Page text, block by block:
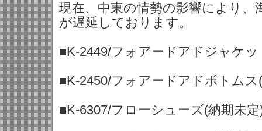
現在、中東の情勢の影響により、
が遅延しております。
■K-2449/フォアードアドジャケッ
■K-2450/フォアードアドボトムス
■K-6307/フローシューズ(納期未定